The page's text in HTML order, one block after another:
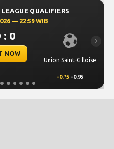
QUALIFIERS
— 22:59 WIB
: 0
NOW
Union Saint-Gilloise
-0.75 -0.95
Next